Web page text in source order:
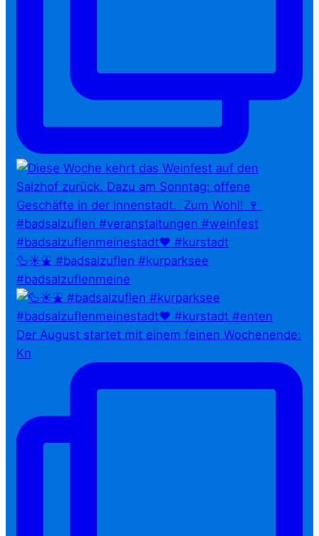
🦆☀️⛲ #badsalzuflen #kurparksee
#badsalzuflenmeine
Der August startet mit einem feinen Wochenende:
Kn